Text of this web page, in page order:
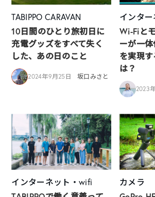
TABIPPO CARAVAN
10日間のひとり旅初日に
充電グッズをすべて失く
した、あの日のこと
2024年9月25日 坂口みさと
インタ
Wi-Fiと
ーが一
を実現
は？
2023
インターネット・wifi
カメラ